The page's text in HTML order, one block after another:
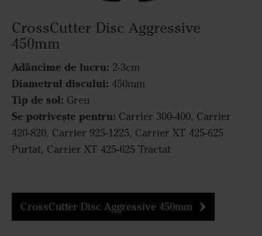
CrossCutter Disc Aggressive
450mm
Adâncime de lucru: 2-3cm
Diametrul discului: 450mm
Tip de sol: Greu
Se potrivește pentru: Carrier 300-400, Carrier
420-820, Carrier 925-1225, Carrier XT 425-625
Purtat, Carrier XT 425-625 Tractat
CrossCutter Disc Aggressive 450mm